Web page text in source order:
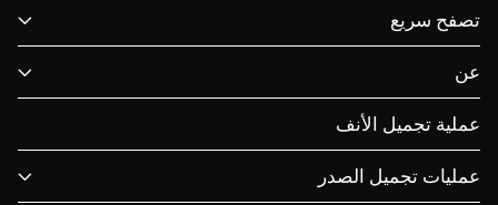
تصفح سريع
عن
عملية تجميل الأنف
عمليات تجميل الصدر